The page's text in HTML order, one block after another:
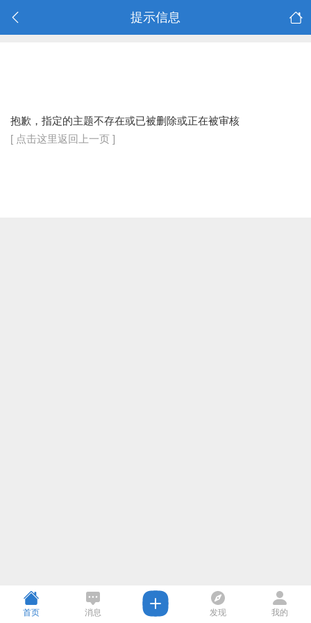
提示信息
抱歉，指定的主题不存在或已被删除或正在被审核
[ 点击这里返回上一页 ]
首页 消息 发现 我的